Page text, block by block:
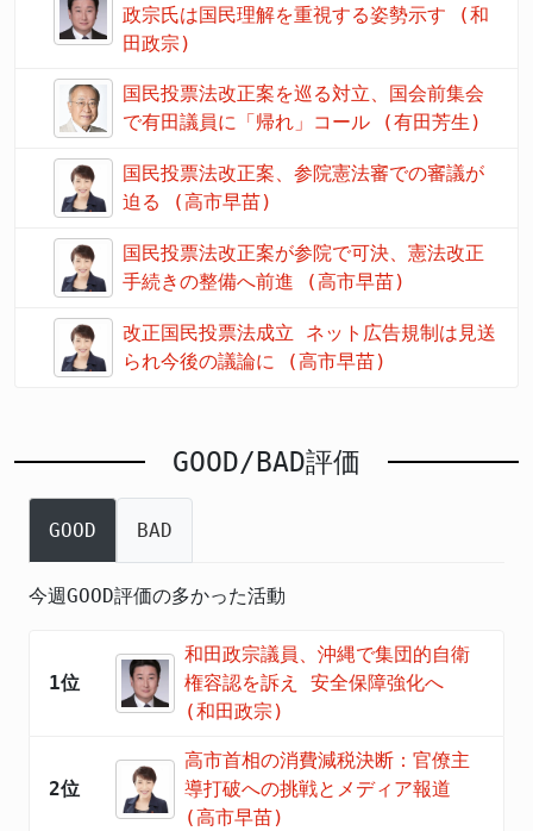
政宗氏は国民理解を重視する姿勢示す (和
田政宗)
国民投票法改正案を巡る対立、国会前集会
で有田議員に「帰れ」コール (有田芳生)
国民投票法改正案、参院憲法審での審議が
迫る (高市早苗)
国民投票法改正案が参院で可決、憲法改正
手続きの整備へ前進 (高市早苗)
改正国民投票法成立 ネット広告規制は見送
られ今後の議論に (高市早苗)
GOOD/BAD評価
GOOD BAD
今週GOOD評価の多かった活動
1位
和田政宗議員、沖縄で集団的自衛
権容認を訴え 安全保障強化へ
(和田政宗)
2位
高市首相の消費減税決断：官僚主
導打破への挑戦とメディア報道
(高市早苗)